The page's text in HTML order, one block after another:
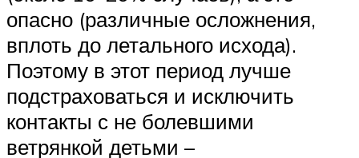
опасно (различные осложнения,
вплоть до летального исхода).
Поэтому в этот период лучше
подстраховаться и исключить
контакты с не болевшими
ветрянкой детьми –